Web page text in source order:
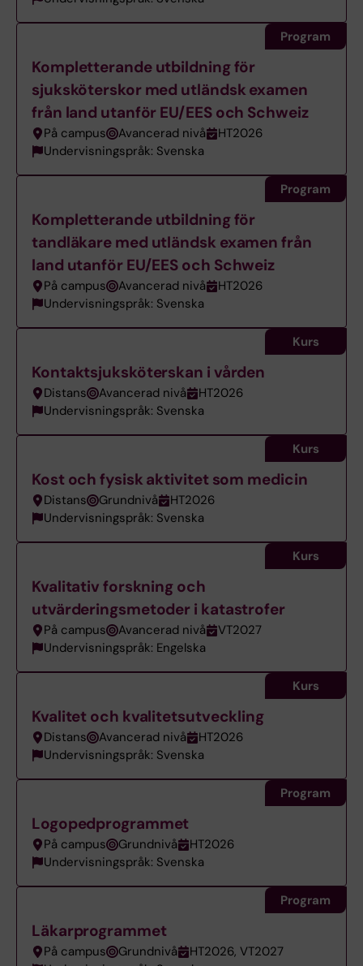
Kompletterande utbildning för
sjuksköterskor med utländsk examen
från land utanför EU/EES och Schweiz
På campus Avancerad nivå
HT2026
Undervisningspråk: Svenska
Program
Kompletterande utbildning för
tandläkare med utländsk examen från
land utanför EU/EES och Schweiz
På campus Avancerad nivå
HT2026
Undervisningspråk: Svenska
Program
Kontaktsjuksköterskan i vården
Distans Avancerad nivå
HT2026
Undervisningspråk: Svenska
Kurs
Kost och fysisk aktivitet som medicin
Distans Grundnivå
HT2026
Undervisningspråk: Svenska
Kurs
Kvalitativ forskning och
utvärderingsmetoder i katastrofer
På campus Avancerad nivå
VT2027
Undervisningspråk: Engelska
Kurs
Kvalitet och kvalitetsutveckling
Distans Avancerad nivå
HT2026
Undervisningspråk: Svenska
Kurs
Logopedprogrammet
På campus Grundnivå
HT2026
Undervisningspråk: Svenska
Program
Läkarprogrammet
På campus Grundnivå
HT2026, VT2027
Program